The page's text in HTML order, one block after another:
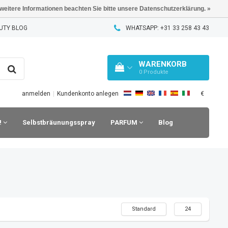
BLOG WHATSAPP: +31 33 258 43 43
WARENKORB
0 Produkte
anmelden Kundenkonto anlegen €
Selbstbräunungsspray PARFUM Blog
Standard 24
Informationen beachten Sie bitte unsere Datenschutzerklärung. »